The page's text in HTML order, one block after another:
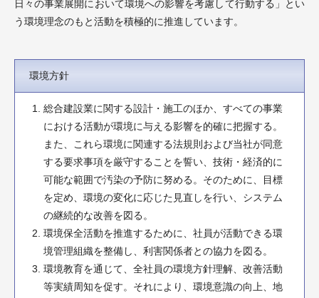
日々の事業展開において環境への影響を考慮して行動する」とい
う環境理念のもと活動を積極的に推進しています。
環境方針
総合建設業に関する設計・施工のほか、すべての事業
における活動が環境に与える影響を的確に把握する。
また、これら環境に関連する法規則および当社が同意
する要求事項を厳守することを誓い、技術・経済的に
可能な範囲で汚染の予防に努める。そのために、目標
を定め、環境の変化に応じた見直しを行い、システム
の継続的な改善を図る。
環境保全活動を推進するために、社員が活動できる環
境管理組織を整備し、利害関係者との協力を図る。
環境教育を通じて、全社員の環境方針理解、改善活動
等実績周知を促す。それにより、環境意識の向上、地